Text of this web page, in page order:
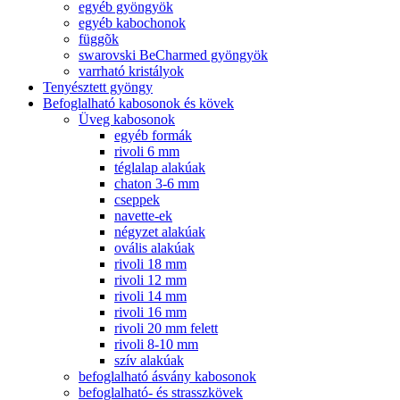
egyéb gyöngyök
egyéb kabochonok
függõk
swarovski BeCharmed gyöngyök
varrható kristályok
Tenyésztett gyöngy
Befoglalható kabosonok és kövek
Üveg kabosonok
egyéb formák
rivoli 6 mm
téglalap alakúak
chaton 3-6 mm
cseppek
navette-ek
négyzet alakúak
ovális alakúak
rivoli 18 mm
rivoli 12 mm
rivoli 14 mm
rivoli 16 mm
rivoli 20 mm felett
rivoli 8-10 mm
szív alakúak
befoglalható ásvány kabosonok
befoglalható- és strasszkövek